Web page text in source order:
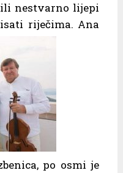
nestvarno lijepi
riječima. Ana
po osmi je